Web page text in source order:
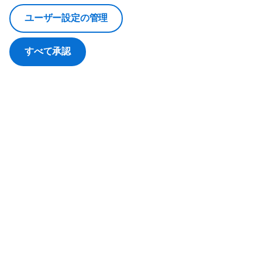
すべて承認
ユーザー設定の管理